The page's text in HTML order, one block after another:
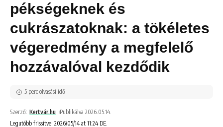
pékségeknek és
cukrászatoknak: a tökéletes
végeredmény a megfelelő
hozzávalóval kezdődik
Legutóbb frissítve: 2026/05/14 at 11:24 DE.
Szerző: Kertvár.hu Publikálva 2026.05.14.
5 perc olvasási idő